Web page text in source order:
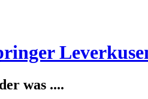
was ....